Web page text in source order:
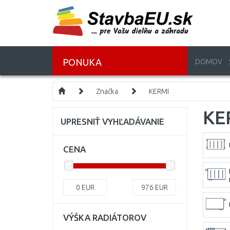
PONUKA DOMOV
Značka KERMI
UPRESNIŤ VYHĽADÁVANIE
CENA
0 EUR 976 EUR
VÝŠKA RADIÁTOROV